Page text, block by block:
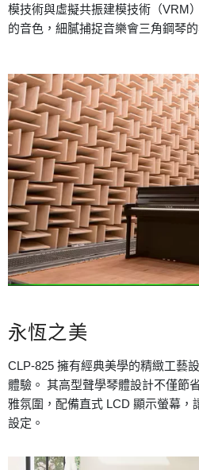
模技術與虛擬共振建模技術（VRM
的音色，細膩捕捉音樂會三角鋼琴
永恆之美
CLP-825 擁有經典美學的精緻工藝
體驗。 其高型聲學琴體設計不僅節
雅氛圍，配備直式 LCD 顯示螢幕，
設定。